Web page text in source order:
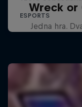
Wreck
Jedna hra.